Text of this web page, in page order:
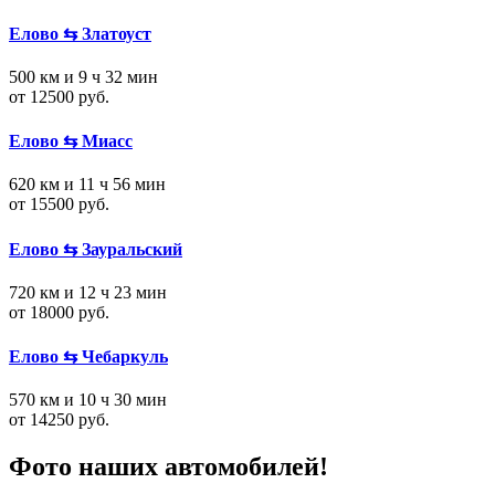
Елово ⇆ Златоуст
500 км и 9 ч 32 мин
от 12500 руб.
Елово ⇆ Миасс
620 км и 11 ч 56 мин
от 15500 руб.
Елово ⇆ Зауральский
720 км и 12 ч 23 мин
от 18000 руб.
Елово ⇆ Чебаркуль
570 км и 10 ч 30 мин
от 14250 руб.
Фото наших автомобилей!